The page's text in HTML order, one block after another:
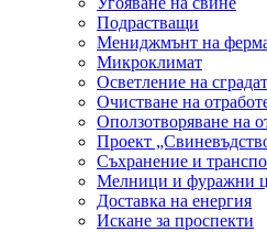
Подрастващи
Мениджмънт на
Микроклимат
Осветление на
Очистване на
Оползотворяване на
Проект
Съхранение и
Мелници и фуражни
Доставка на енергия
Искане за проспекти